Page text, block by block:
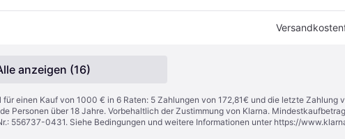
Alle anzeigen (16)
einen Kauf von 1000 € in 6 Raten: 5 Zahlungen von 172,81€ und die letzte Zahlung
Personen über 18 Jahre. Vorbehaltlich der Zustimmung von Klarna.
556737-0431. Siehe Bedingungen und weitere Informationen unter https://